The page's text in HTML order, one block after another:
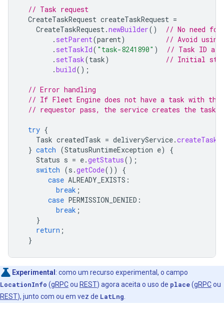
// Task request
CreateTaskRequest createTaskRequest =
CreateTaskRequest.newBuilder()
// No need for
. setParent(parent)
// Avoid
. setTaskId( "task-8241890" )
// Task ID
. setTask(task)
// Initial
.build();
// Error handling
// If Fleet Engine does not have a task with
// requestor pass, the service creates the task
try {
Task createdTask = deliveryService.createTask
} catch (StatusRuntimeException e)
{
Status s = e.getStatus();
switch (s .getCode())
{
case ALREADY_EXISTS :
break ;
case PERMISSION_DENIED :
break ;
}
return ;
}
Experimental : como um recurso experimental, o campo
LocationInfo (gRPCou REST) agora aceita o uso de place(gRPCou
REST), junto com ou em vez de LatLng